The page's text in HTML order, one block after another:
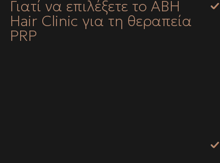
Γιατί να επιλέξετε το ABH
Hair Clinic για τη θεραπεία
PRP